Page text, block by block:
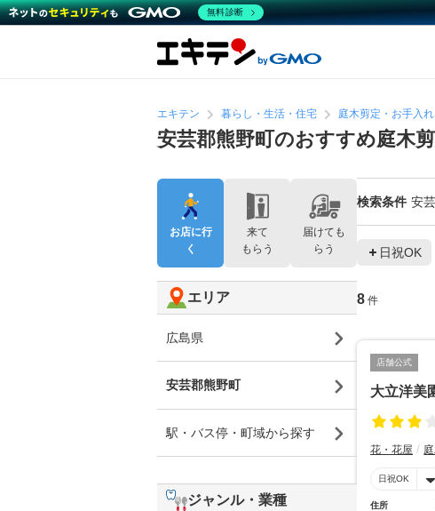
エキテン 暮らし・生活・住宅 庭木剪定・お手入れ
安芸郡熊野町のおすすめ庭木
検索条件 安
日祝OK
8 件
店舗公式
大立洋美
花・花屋
日祝OK
住所
お店に行
く
来て
もらう
届けても
らう
エリア
広島県
安芸郡熊野町
駅・バス停・町域から探す
ジャンル・業種
無料診断